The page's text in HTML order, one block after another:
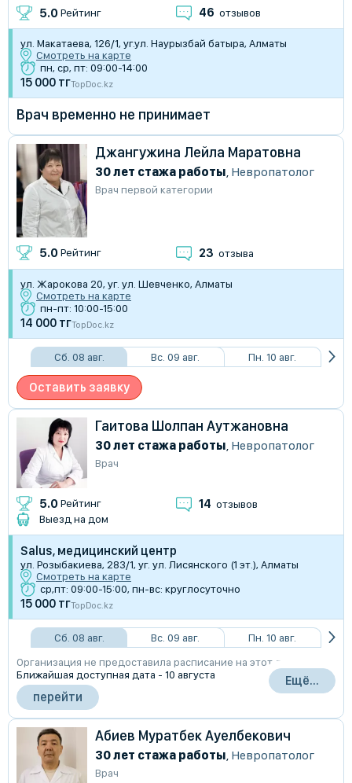
5.0 Рейтинг 46 отзывов
ул. Макатаева, 126/1, уг.ул. Наурызбай батыра, Алматы
Смотреть на карте
пн, ср, пт: 09:00-14:00
15 000 тгTopDoc.kz
Врач временно не принимает
Джангужина Лейла Маратовна
30 лет стажа работы, Невропатолог
Врач первой категории
5.0 Рейтинг 23 отзыва
ул. Жарокова 20, уг. ул. Шевченко, Алматы
Смотреть на карте
пн-пт: 10:00-15:00
14 000 тгTopDoc.kz
Сб. 08 авг. Вс. 09 авг. Пн. 10 авг.
Оставить заявку
Гаитова Шолпан Аутжановна
30 лет стажа работы Невропатолог
Врач
5.0 Рейтинг 14 отзывов
Выезд на дом
Salus, медицинский центр
ул. Розыбакиева, 283/1, уг. ул. Лисянского (1 эт.), Алматы
Смотреть на карте
ср,пт: 09:00-15:00, пн-вс: круглосуточно
15 000 тгTopDoc.kz
Сб. 08 авг. Вс. 09 авг.
Пн. 10 авг.
Организация не предоставила расписание на этот день
Ближайшая доступная дата - 10 августа
перейти
Ещё...
Абиев Муратбек Ауелбекович
30 лет стажа работы Невропатолог
Врач